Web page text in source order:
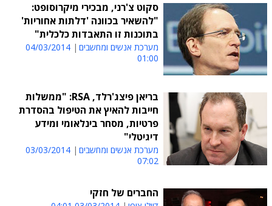
סקוט צ'רני, מבכירי מיקרוסופט:
"להשאיר בכוונה 'דלתות אחוריות'
בתוכנות זו התאבדות כלכלית"
מערכת אנשים ומחשבים
04/03/2014
01:00
בריאן פיצג'רלד, RSA: "ממשלות
חייבות להאיץ את הטיפול בהסדרת
פרטיות, מסחר בינלאומי ומידע
דיגיטלי"
מערכת אנשים ומחשבים
03/03/2014
07:02
החברים של חזקי